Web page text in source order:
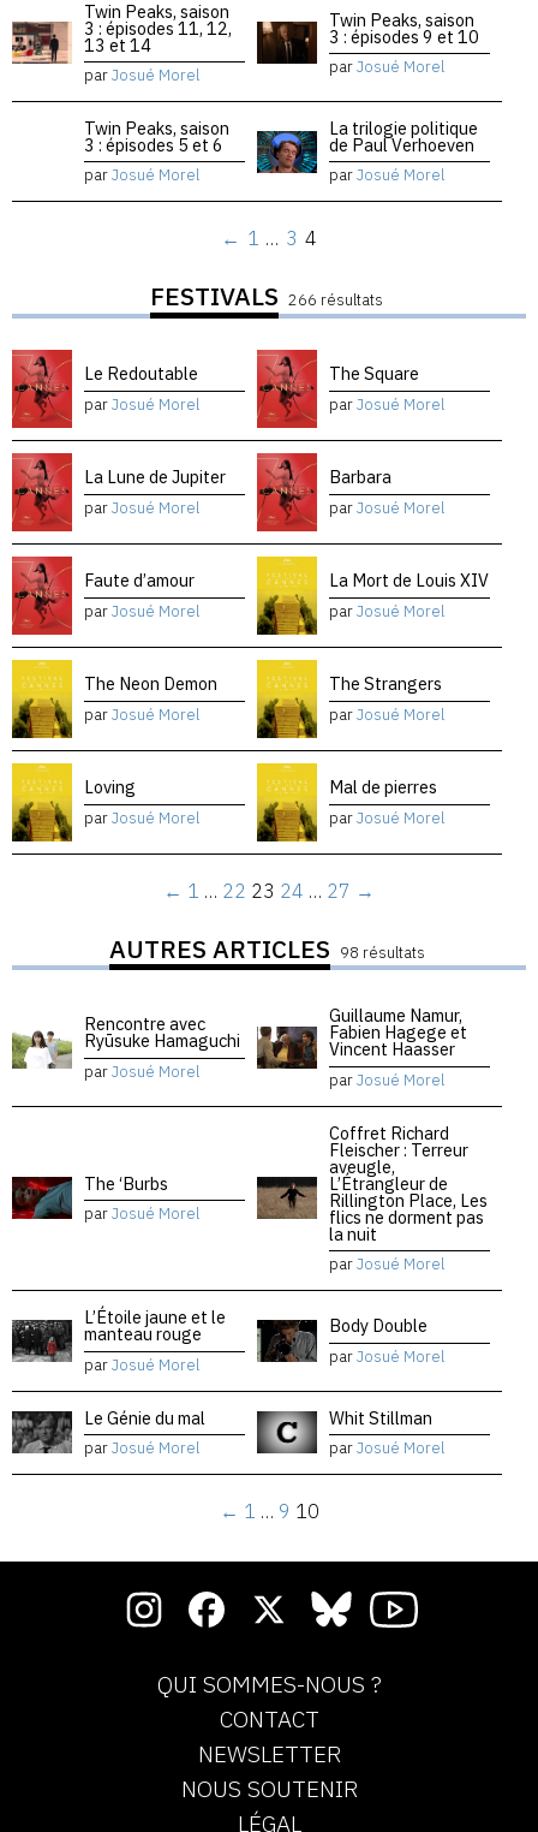
Twin Peaks, saison
3 : épisodes 11, 12,
13 et 14
parJosué Morel
Twin Peaks, saison
3 : épisodes 9 et 10
parJosué Morel
Twin Peaks, saison
3 : épisodes 5 et 6
parJosué Morel
La trilogie politique
de Paul Verhoeven
parJosué Morel
← 1 … 3 4
FESTIVALS 266 résultats
Le Redoutable
parJosué Morel
The Square
parJosué Morel
La Lune de Jupiter
parJosué Morel
Barbara
parJosué Morel
Faute d’amour
parJosué Morel
La Mort de Louis XIV
parJosué Morel
The Neon Demon
parJosué Morel
The Strangers
parJosué Morel
Loving
parJosué Morel
Mal de pierres
parJosué Morel
← 1 … 22 23 24 … 27 →
AUTRES ARTICLES 98 résultats
Rencontre avec
Ryūsuke Hamaguchi
parJosué Morel
Guillaume Namur,
Fabien Hagege et
Vincent Haasser
parJosué Morel
The ‘Burbs
parJosué Morel
Coffret Richard
Fleischer : Terreur
aveugle,
L’Étrangleur de
Rillington Place, Les
flics ne dorment pas
la nuit
parJosué Morel
L’Étoile jaune et le
manteau rouge
parJosué Morel
Body Double
parJosué Morel
Le Génie du mal
parJosué Morel
Whit Stillman
parJosué Morel
← 1 … 9 10
QUI SOMMES-NOUS ?
CONTACT
NEWSLETTER
NOUS SOUTENIR
LÉGAL